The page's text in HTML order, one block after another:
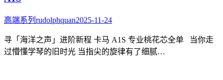
高端系列 rudolphquan2025-11-24
寻「海洋之声」进阶新程 卡马 A1S 专业桃花芯全单 当你走
过懵懂学琴的旧时光 当指尖的旋律有了细腻…